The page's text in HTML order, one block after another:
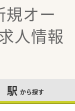
規オー
人情報
駅 から探す